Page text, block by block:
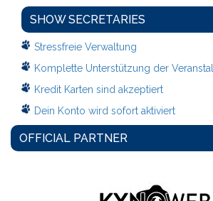
SHOW SECRETARIES
Stressfreie Verwaltung
Komplette Unterstützung der
Kredit Karten sind akzeptiert
Dein Konto wird sofort aktiviert
OFFICIAL PARTNER